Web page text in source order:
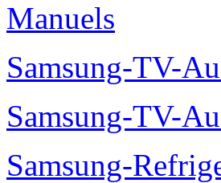
Manuels
Samsung-TV-
Samsung-TV-
Samsung-